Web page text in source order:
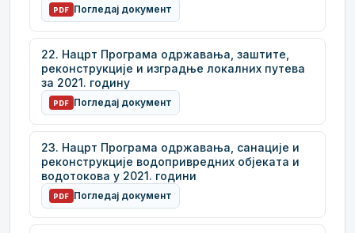
PDF Погледај документ
22. Нацрт Програма одржавања, заштите,
реконструкције и изградње локалних путева
за 2021. годину
PDF Погледај документ
23. Нацрт Програма одржавања, санације и
реконструкције водопривредних објеката и
водотокова у 2021. години
PDF Погледај документ